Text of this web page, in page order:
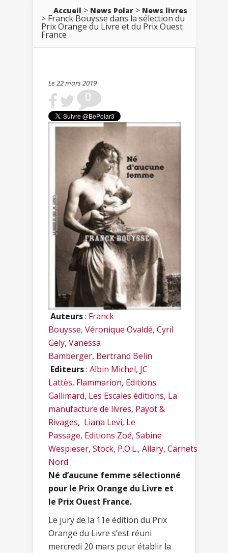
Accueil > News Polar > News livres
> Franck Bouysse dans la sélection du
Prix Orange du Livre et du Prix Ouest
France
Le 22 mars 2019
0
Auteurs: Franck
Bouysse, Véronique Ovaldé, Cyril
Gely, Vanessa
Bamberger, Bertrand Belin
Editeurs: Albin Michel, JC
Lattès, Flammarion, Editions
Gallimard, Les Escales éditions, La
manufacture de livres, Payot &
Rivages, Liana Levi, Le
Passage, Editions Zoé, Sabine
Wespieser, Stock, P.O.L., Allary, Carnets
Nord
Né d’aucune femme sélectionné
pour le Prix Orange du Livre et
le Prix Ouest France.
Le jury de la 11e édition du Prix
Orange du Livre s’est réuni
mercredi 20 mars pour établir la